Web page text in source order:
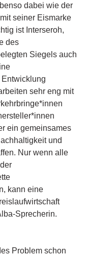
dabei wie der
seiner Eismarke
ist Interseroh,
des
Siegels auch
sehr eng mit
ein gemeinsames
und
Nur wenn alle
kann eine
Sprecherin.
Problem schon